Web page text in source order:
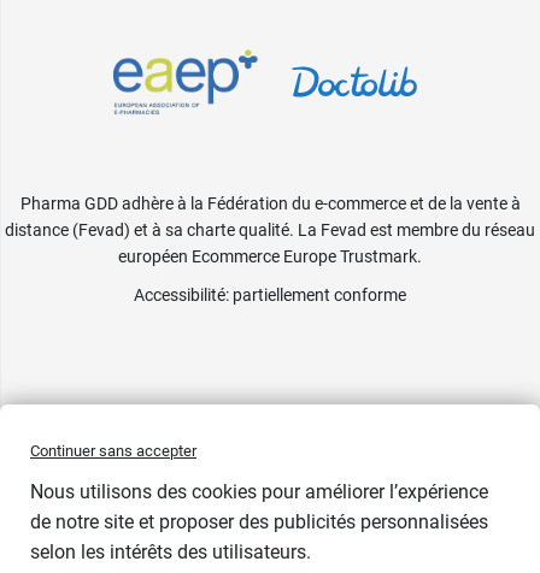
Bientôt de retour
Pharma GDD adhère à la Fédération du e-commerce et de la vente à
distance (Fevad) et à sa charte qualité. La Fevad est membre du réseau
européen Ecommerce Europe Trustmark.
Accessibilité: partiellement conforme
Continuer sans accepter
Nous utilisons des cookies pour améliorer l’expérience
de notre site et proposer des publicités personnalisées
selon les intérêts des utilisateurs.